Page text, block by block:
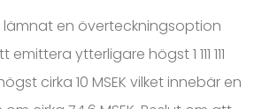
lämnat en överteckningsoption
ytterligare högst 1 111 111
cirka 10 MSEK vilket innebär en